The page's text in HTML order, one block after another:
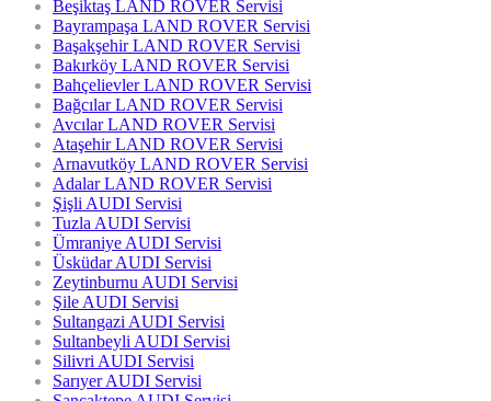
Beşiktaş LAND ROVER Servisi
Bayrampaşa LAND ROVER Servisi
Başakşehir LAND ROVER Servisi
Bakırköy LAND ROVER Servisi
Bahçelievler LAND ROVER Servisi
Bağcılar LAND ROVER Servisi
Avcılar LAND ROVER Servisi
Ataşehir LAND ROVER Servisi
Arnavutköy LAND ROVER Servisi
Adalar LAND ROVER Servisi
Şişli AUDI Servisi
Tuzla AUDI Servisi
Ümraniye AUDI Servisi
Üsküdar AUDI Servisi
Zeytinburnu AUDI Servisi
Şile AUDI Servisi
Sultangazi AUDI Servisi
Sultanbeyli AUDI Servisi
Silivri AUDI Servisi
Sarıyer AUDI Servisi